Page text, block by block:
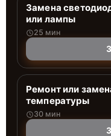
Заменa
или лампы
25 мин
Ремонт или
температуры
30 мин